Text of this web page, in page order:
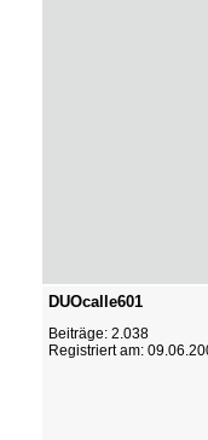
DUOcalle601
Beiträge: 2.038
Registriert am: